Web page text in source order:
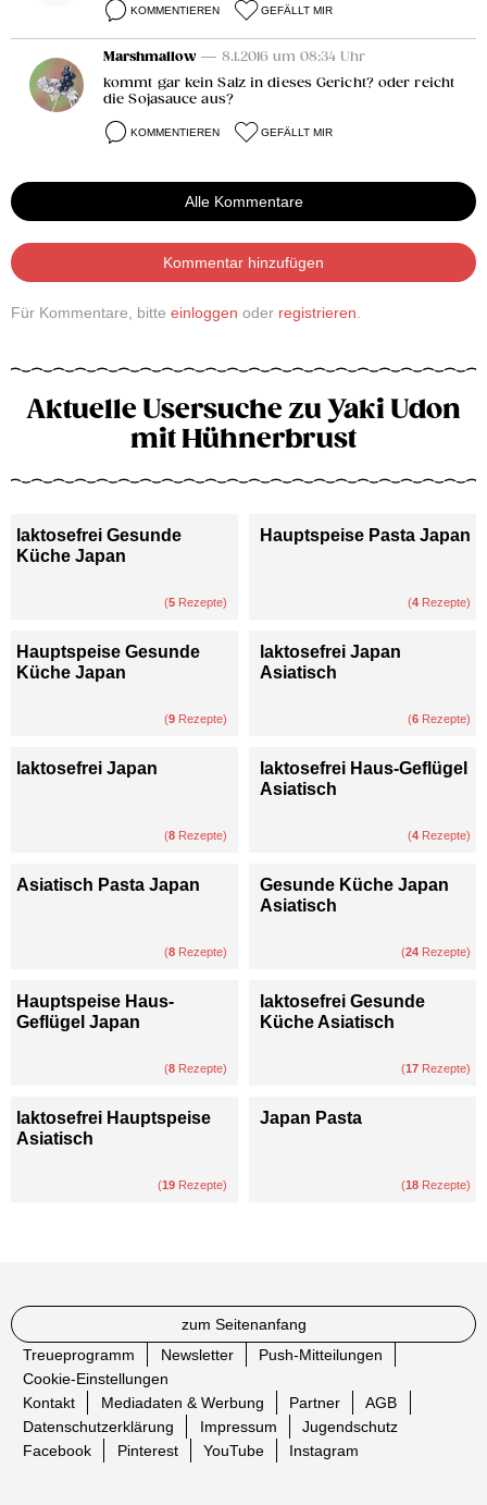
KOMMENTIEREN GEFÄLLT MIR
Marshmallow — 8.1.2016 um 08:34 Uhr
kommt gar kein Salz in dieses Gericht? oder reicht
die Sojasauce aus?
KOMMENTIEREN GEFÄLLT MIR
Alle Kommentare
Kommentar hinzufügen
Für Kommentare, bitte einloggen oder registrieren
Aktuelle Usersuche zu Yaki Udon
mit Hühnerbrust
laktosefrei Gesunde
Küche Japan
(5 Rezepte)
Hauptspeise Pasta Japan
(4 Rezepte)
Hauptspeise Gesunde
Küche Japan
(9 Rezepte)
laktosefrei Japan
Asiatisch
(6 Rezepte)
laktosefrei Japan
(8 Rezepte)
laktosefrei Haus-Geflügel
Asiatisch
(4 Rezepte)
Asiatisch Pasta Japan
(8 Rezepte)
Gesunde Küche Japan
Asiatisch
(24 Rezepte)
Hauptspeise Haus-
Geflügel Japan
(8 Rezepte)
laktosefrei Gesunde
Küche Asiatisch
(17 Rezepte)
laktosefrei Hauptspeise
Asiatisch
(19 Rezepte)
Japan Pasta
(18 Rezepte)
zum Seitenanfang
Treueprogramm
Newsletter
Push-Mitteilungen
Cookie-Einstellungen
Kontakt
Mediadaten & Werbung Partner
AGB
Datenschutzerklärung
Impressum
Jugendschutz
Facebook
Pinterest YouTube Instagram